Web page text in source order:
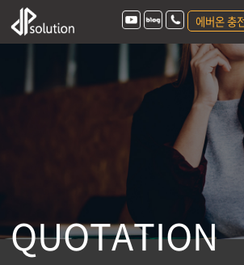
에버온 충
QUOTATION